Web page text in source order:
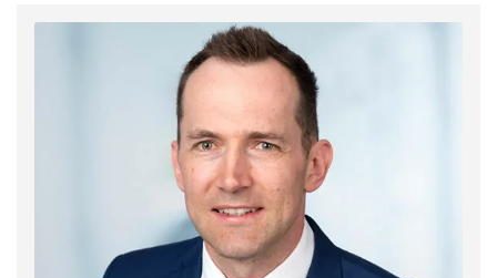
Fraunhofer IAIS
IRU Mathematics and Life Sciences